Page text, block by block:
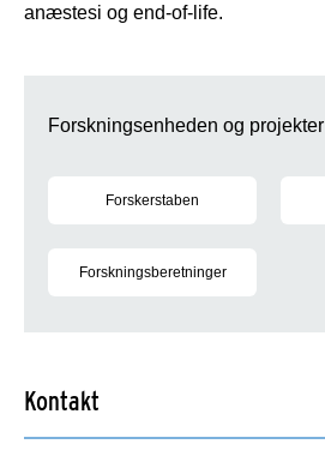
anæstesi og end-of-life.
Forskningsenheden og projekter
Forskerstaben
Forskningsberetninger
Kontakt